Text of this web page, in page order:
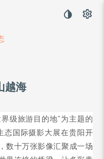
越海
级旅游目的地”为主题的
态国际摄影大展在贵阳开
数十万张影像汇聚成一场